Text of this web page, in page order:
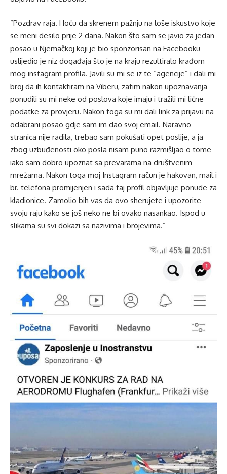
”Pozdrav raja. Hoću da skrenem pažnju na loše iskustvo koje
se meni desilo prije 2 dana. Nakon što sam se javio za jedan
posao u Njemačkoj koji je bio sponzorisan na Facebooku
uslijedio je niz događaja što je na kraju rezultiralo krađom
mog instagram profila. Javili su mi se iz te “agencije” i dali mi
broj da ih kontaktiram na Viberu, zatim nakon upoznavanja
ponudili su mi neke od poslova koje imaju i tražili mi lične
podatke za provjeru. Nakon toga su mi dali link za prijavu na
odabrani posao gdje sam im dao svoj email. Naravno
stranica nije radila, trebao sam pokušati opet poslije, a ja
zbog uzbuđenosti oko posla nisam puno razmišljao o tome
iako sam dobro upoznat sa prevarama na društvenim
mrežama. Nakon toga moj Instagram račun je hakovan, mail i
br. telefona promijenjen i sada taj profil objavljuje ponude za
kladionice. Zamolio bih vas da ovo sherujete i upozorite
svoju raju kako se još neko ne bi ovako nasankao. Ispod u
slikama su svi dokazi sa nazivima i brojevima.”